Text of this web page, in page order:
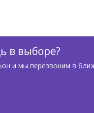
в выборе?
и мы перезвоним в